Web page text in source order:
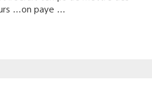
…on paye …